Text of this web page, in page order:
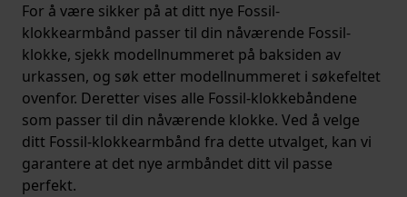
For å være sikker på at ditt nye Fossil-
klokkearmbånd passer til din nåværende Fossil-
klokke, sjekk modellnummeret på baksiden av
urkassen, og søk etter modellnummeret i søkefeltet
ovenfor. Deretter vises alle Fossil-klokkebåndene
som passer til din nåværende klokke. Ved å velge
ditt Fossil-klokkearmbånd fra dette utvalget, kan vi
garantere at det nye armbåndet ditt vil passe
perfekt.